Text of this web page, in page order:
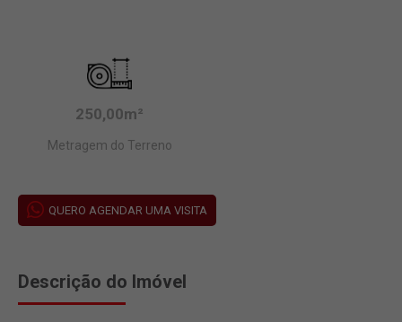
250,00m²
Metragem do Terreno
QUERO AGENDAR UMA VISITA
Descrição do Imóvel